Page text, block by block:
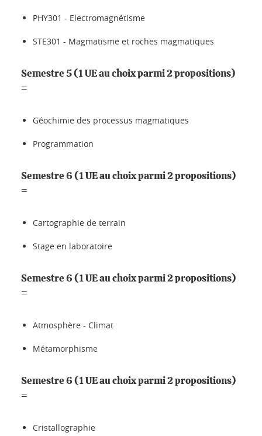
PHY301 - Electromagnétisme
STE301 - Magmatisme et roches magmatiques
Semestre 5 (1 UE au choix parmi 2 propositions)
=
Géochimie des processus magmatiques
Programmation
Semestre 6 (1 UE au choix parmi 2 propositions)
=
Cartographie de terrain
Stage en laboratoire
Semestre 6 (1 UE au choix parmi 2 propositions)
=
Atmosphère - Climat
Métamorphisme
Semestre 6 (1 UE au choix parmi 2 propositions)
=
Cristallographie